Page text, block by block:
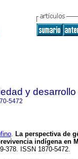
y desarrollo
5472
. La perspectiva de
indígena en
378. ISSN 1870-5472.